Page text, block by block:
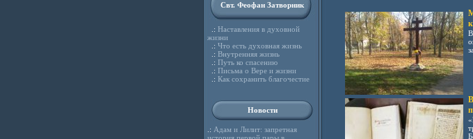
Свт. Феофан Затворник
.: Наставления в духовной
жизни
.: Что есть духовная жизнь
.: Внутренняя жизнь
.: Путь ко спасению
.: Письма о Вере и жизни
.: Как сохранить благочестие
Новости
.: Адам и Лилит: запретная